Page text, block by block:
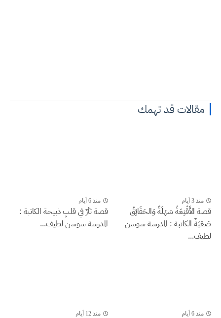
مقالات قد تهمك
منذ 3 أيام
قصة الأَقْنِعَةُ سَهْلَةٌ وَالحَقَائِقُ
صَعْبَةٌ الكاتبة : المدرسة سوسن
لطيف...
منذ 6 أيام
قصة ثأرٌ في قلبِ ذبيحة الكاتبة :
المدرسة سوسن لطيف...
منذ 6 أيام منذ 12 أيام